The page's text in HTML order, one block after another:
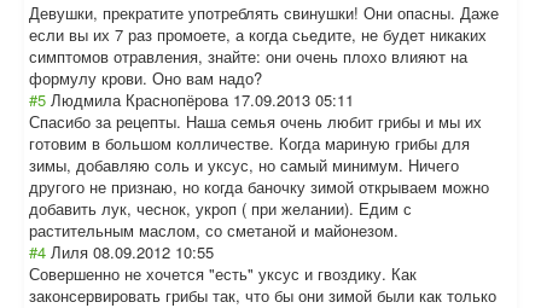
Девушки, прекратите употреблять свинушки! Они опасны. Даже
если вы их 7 раз промоете, а когда сьедите, не будет никаких
симптомов отравления, знайте: они очень плохо влияют на
формулу крови. Оно вам надо?
#5 Людмила Краснопёрова 17.09.2013 05:11
Спасибо за рецепты. Наша семья очень любит грибы и мы их
готовим в большом колличестве. Когда мариную грибы для
зимы, добавляю соль и уксус, но самый минимум. Ничего
другого не признаю, но когда баночку зимой открываем можно
добавить лук, чеснок, укроп ( при желании). Едим с
растительным маслом, со сметаной и майонезом.
#4 Лиля 08.09.2012 10:55
Совершенно не хочется "есть" уксус и гвоздику. Как
законсервировать грибы так, что бы они зимой были как только